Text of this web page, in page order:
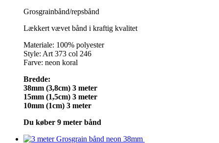
Grosgrainbånd/repsbånd
Lækkert vævet bånd i kraftig kvalitet
Materiale: 100% polyester
Style: Art 373 col 246
Farve: neon koral
Bredde:
38mm (3,8cm) 3 meter
15mm (1,5cm) 3 meter
10mm (1cm) 3 meter
Du køber 9 meter bånd